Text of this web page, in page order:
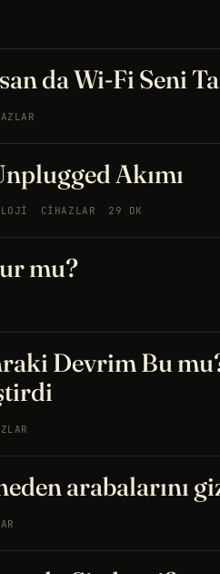
da Wi-Fi Seni
Akımı
CIHAZLAR 29 DK
mu?
Devrim Bu
arabalarını